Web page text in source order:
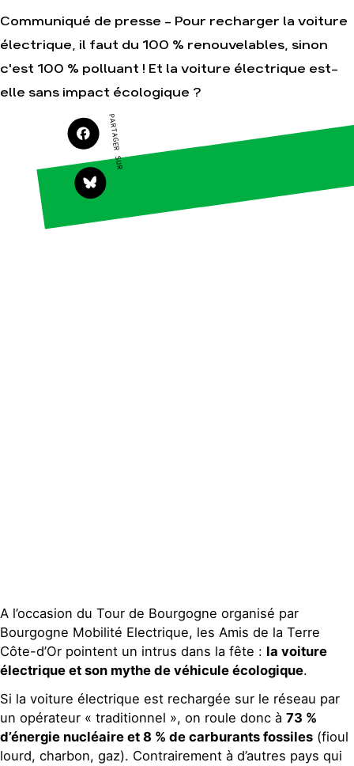
Amis de la Terre
Agir
Faire un don
S'engager sur le
terrain
Agir au quotidien
Soutenir les
Transmettre tout
Climat – Énergie
Finance
Communiqué de presse - Pour recharger la voiture
électrique, il faut du 100 % renouvelables, sinon
c'est 100 % polluant ! Et la voiture électrique est-
elle sans impact écologique ?
PARTAGER SUR
A l’occasion du Tour de Bourgogne organisé par
Bourgogne Mobilité Electrique, les Amis de la Terre
Côte-d’Or pointent un intrus dans la fête : la voiture
électrique et son mythe de véhicule écologique.
Si la voiture électrique est rechargée sur le réseau par
un opérateur « traditionnel », on roule donc à 73 %
d’énergie nucléaire et 8 % de carburants fossiles (fioul
lourd, charbon, gaz). Contrairement à d’autres pays qui